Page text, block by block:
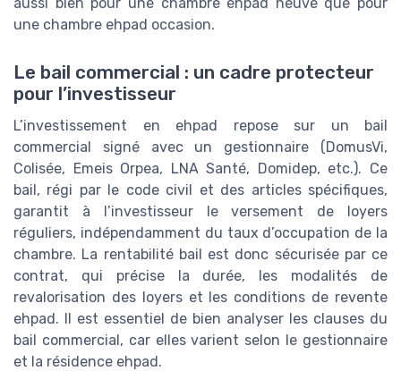
une chambre ehpad occasion.
Le bail commercial : un cadre protecteur
pour l’investisseur
L’investissement en ehpad repose sur un bail
commercial signé avec un gestionnaire (DomusVi,
Colisée, Emeis Orpea, LNA Santé, Domidep, etc.). Ce
bail, régi par le code civil et des articles spécifiques,
garantit à l’investisseur le versement de loyers
réguliers, indépendamment du taux d’occupation de la
chambre. La rentabilité bail est donc sécurisée par ce
contrat, qui précise la durée, les modalités de
revalorisation des loyers et les conditions de revente
ehpad. Il est essentiel de bien analyser les clauses du
bail commercial, car elles varient selon le gestionnaire
et la résidence ehpad.